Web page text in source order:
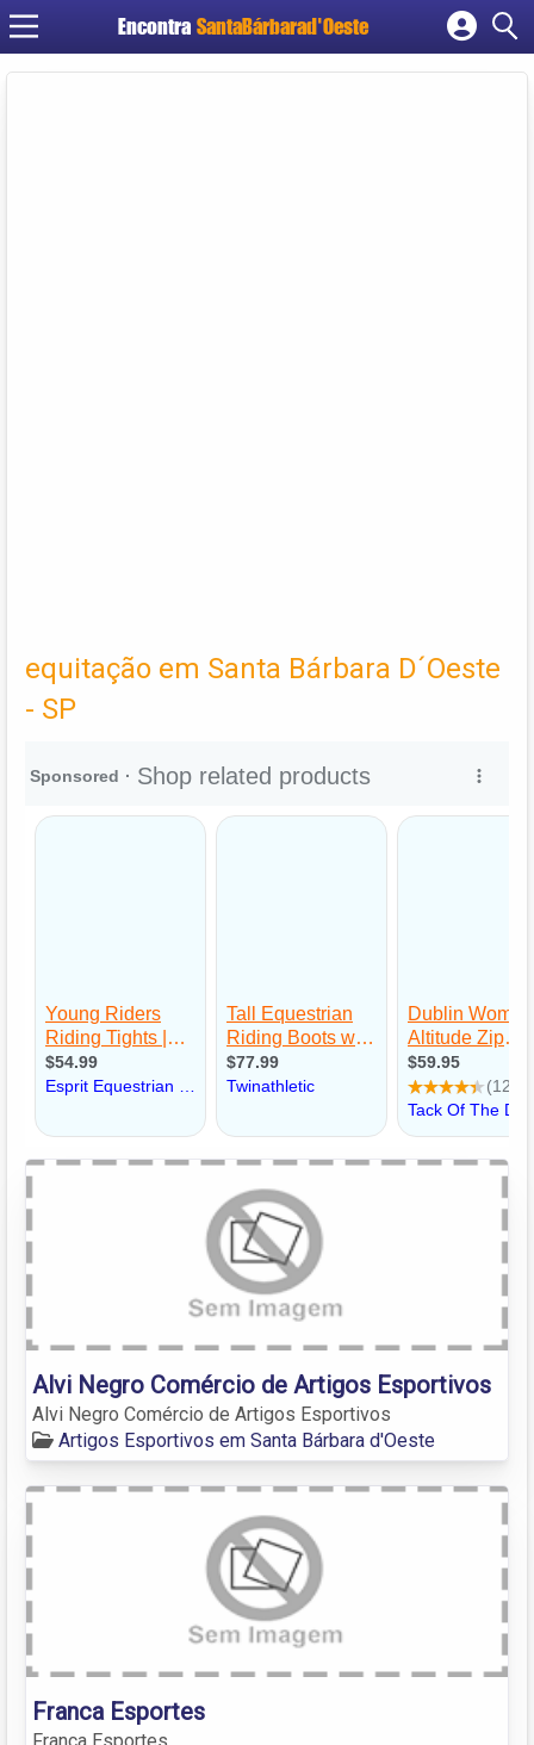
Encontra SantaBárbarad'Oeste
Cadastrar empresa
equitação em Santa Bárbara D´Oeste
- SP
Alvi Negro Comércio de Artigos Esportivos
Alvi Negro Comércio de Artigos Esportivos
Artigos Esportivos em Santa Bárbara d'Oeste
Franca Esportes
Franca Esportes